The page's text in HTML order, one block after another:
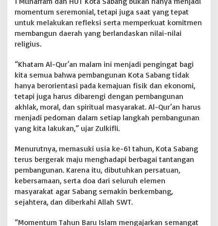
a
A
j
J
a
d
i
k
a
A
l
Q
u
’
a
n
S
momentum seremonial, tetapi juga saat yang tepat
untuk melakukan refleksi serta memperkuat komitmen
membangun daerah yang berlandaskan nilai-nilai
religius.
“Khatam Al-Qur’an malam ini menjadi pengingat bagi
kita semua bahwa pembangunan Kota Sabang tidak
hanya berorientasi pada kemajuan fisik dan ekonomi,
tetapi juga harus dibarengi dengan pembangunan
akhlak, moral, dan spiritual masyarakat. Al-Qur’an harus
menjadi pedoman dalam setiap langkah pembangunan
yang kita lakukan,” ujar Zulkifli.
Menurutnya, memasuki usia ke-61 tahun, Kota Sabang
terus bergerak maju menghadapi berbagai tantangan
pembangunan. Karena itu, dibutuhkan persatuan,
kebersamaan, serta doa dari seluruh elemen
masyarakat agar Sabang semakin berkembang,
sejahtera, dan diberkahi Allah SWT.
“Momentum Tahun Baru Islam mengajarkan semangat